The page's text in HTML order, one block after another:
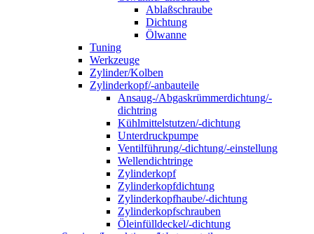
Ablaßschraube
Dichtung
Ölwanne
Tuning
Werkzeuge
Zylinder/Kolben
Zylinderkopf/-anbauteile
Ansaug-/Abgaskrümmerdichtung/-
dichtring
Kühlmittelstutzen/-dichtung
Unterdruckpumpe
Ventilführung/-dichtung/-einstellung
Wellendichtringe
Zylinderkopf
Zylinderkopfdichtung
Zylinderkopfhaube/-dichtung
Zylinderkopfschrauben
Öleinfülldeckel/-dichtung